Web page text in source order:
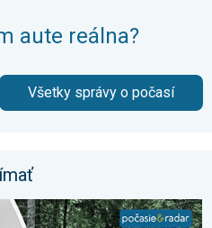
aute reálna?
Všetky správy o počasí
v Tatrách. Stopy sú stále